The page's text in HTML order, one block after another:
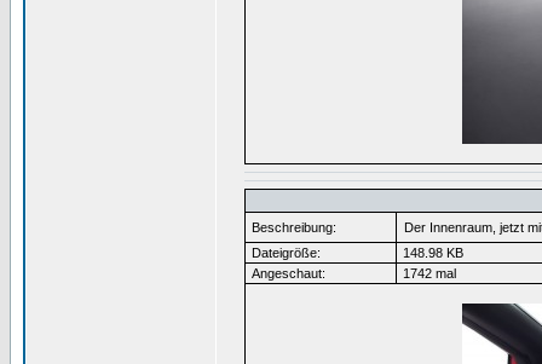
Beschreibung:
Der Innenraum, jetzt
Dateigröße:
148.98 KB
Angeschaut:
1742 mal